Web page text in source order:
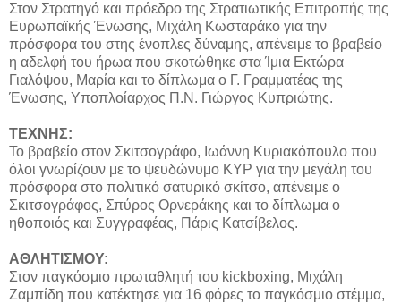
Στον Στρατηγό και πρόεδρο της Στρατιωτικής Επιτροπής της
Ευρωπαϊκής Ένωσης, Μιχάλη Κωσταράκο για την
πρόσφορα του στης ένοπλες δύναμης, απένειμε το βραβείο
η αδελφή του ήρωα που σκοτώθηκε στα Ίμια Εκτώρα
Γιαλόψου, Μαρία και το δίπλωμα ο Γ. Γραμματέας της
Ένωσης, Υποπλοίαρχος Π.Ν. Γιώργος Κυπριώτης.
ΤΕΧΝΗΣ:
Το βραβείο στον Σκιτσογράφο, Ιωάννη Κυριακόπουλο που
όλοι γνωρίζουν με το ψευδώνυμο ΚΥΡ για την μεγάλη του
πρόσφορα στο πολιτικό σατυρικό σκίτσο, απένειμε ο
Σκιτσογράφος, Σπύρος Ορνεράκης και το δίπλωμα ο
ηθοποιός και Συγγραφέας, Πάρις Κατσίβελος.
ΑΘΛΗΤΙΣΜΟΥ:
Στον παγκόσμιο πρωταθλητή του kickboxing, Μιχάλη
Ζαμπίδη που κατέκτησε για 16 φόρες το παγκόσμιο στέμμα,